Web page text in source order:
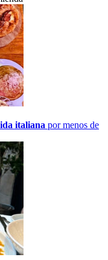
italiana por menos de